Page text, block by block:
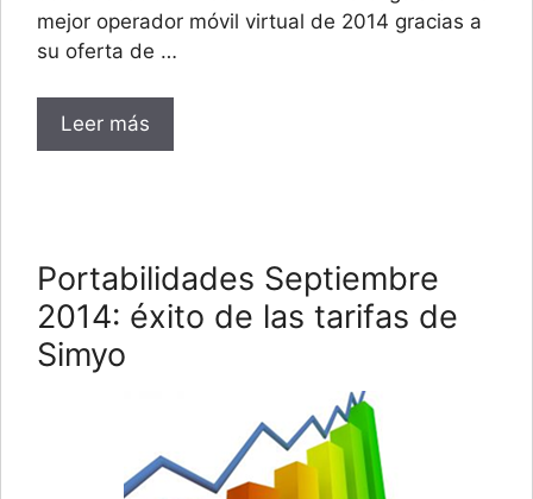
mejor operador móvil virtual de 2014 gracias a
su oferta de …
Leer más
Portabilidades Septiembre
2014: éxito de las tarifas de
Simyo